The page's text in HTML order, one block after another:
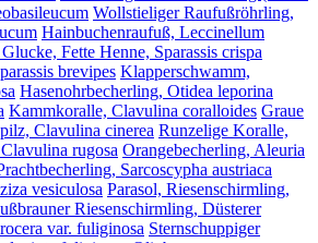
Wollstieliger Raufußröhrling,
Hainbuchenraufuß, Leccinellum
Fette Henne, Sparassis crispa
brevipes Klapperschwamm,
Hasenohrbecherling, Otidea leporina
Kammkoralle, Clavulina coralloides Graue
Clavulina cinerea Runzelige Koralle,
rugosa Orangebecherling, Aleuria
Sarcoscypha austriaca
vesiculosa Parasol, Riesenschirmling,
Riesenschirmling, Düsterer
var. fuliginosa Sternschuppiger